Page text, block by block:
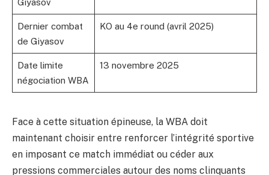
Dernier combat
de Giyasov
KO au 4e round (avril 2025)
Date limite
négociation WBA
13 novembre 2025
Face à cette situation épineuse, la WBA doit
maintenant choisir entre renforcer l’intégrité sportive
en imposant ce match immédiat ou céder aux
pressions commerciales autour des noms clinquants